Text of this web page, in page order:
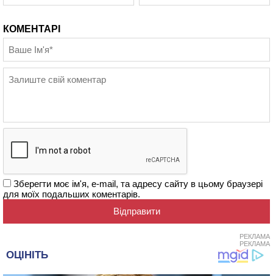
КОМЕНТАРІ
Зберегти моє ім'я, e-mail, та адресу сайту в цьому браузері
для моїх подальших коментарів.
РЕКЛАМА
РЕКЛАМА